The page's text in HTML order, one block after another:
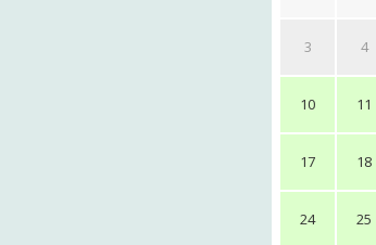
3 4
10 11
17 18
24 25